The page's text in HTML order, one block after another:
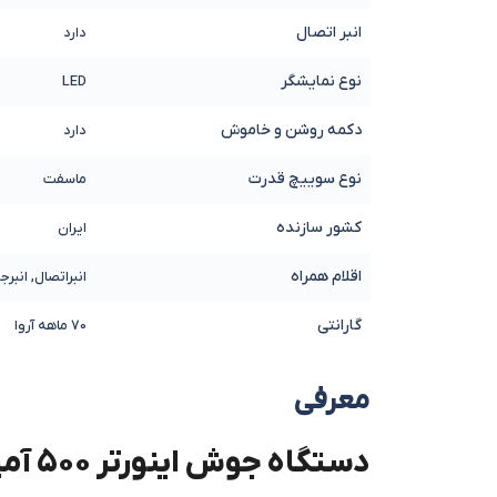
انبر اتصال دارد
نوع نمایشگر LED
دکمه روشن و خاموش دارد
نوع سوییچ قدرت ماسفت
کشور سازنده ایران
اقلام همراه انبراتصال,
گارانتی 70 ماهه آروا
معرفی
دستگاه جوش اینورتر ۵۰۰ آمپر ۳ فاز آروا مدل ۲۱۰۸